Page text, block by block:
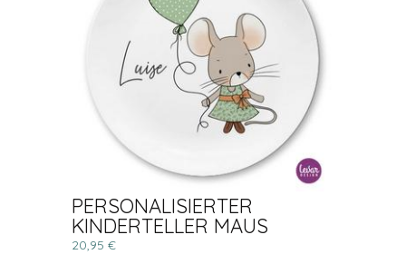
PERSONALISIERTER
KINDERTELLER MAUS
20,95 €